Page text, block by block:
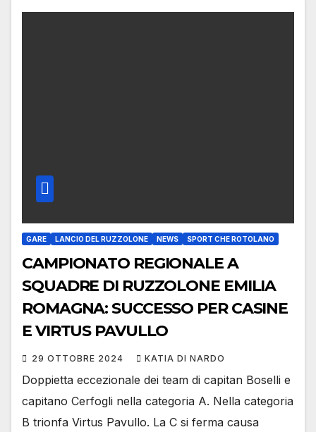
GARE LANCIO DEL RUZZOLONE NEWS SPORT CHE ROTOLANO
CAMPIONATO REGIONALE A
SQUADRE DI RUZZOLONE EMILIA
ROMAGNA: SUCCESSO PER CASINE
E VIRTUS PAVULLO
29 OTTOBRE 2024 KATIA DI NARDO
Doppietta eccezionale dei team di capitan Boselli e
capitano Cerfogli nella categoria A. Nella categoria
B trionfa Virtus Pavullo. La C si ferma causa